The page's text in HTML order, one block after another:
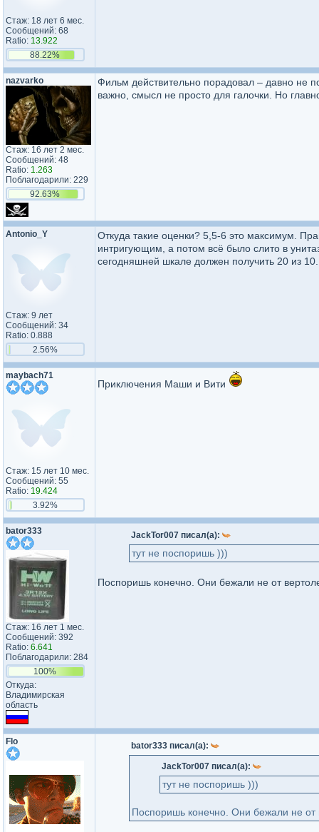
Стаж: 18 лет 6 мес.
Сообщений: 68
Ratio: 13.922
88.22%
nazvarko
Стаж: 16 лет 2 мес.
Сообщений: 48
Ratio: 1.263
Поблагодарили: 229
92.63%
Фильм действительно порадовал – давно не
важно, смысл не просто для галочки. Но
Antonio_Y
Стаж: 9 лет
Сообщений: 34
Ratio: 0.888
2.56%
Откуда такие оценки? 5,5-6 это максимум.
интригующим, а потом всё было слито в
сегодняшней шкале должен получить 20 из 10.
maybach71
Стаж: 15 лет 10 мес.
Сообщений: 55
Ratio: 19.424
3.92%
Приключения Маши и Вити
bator333
Стаж: 16 лет 1 мес.
Сообщений: 392
Ratio: 6.641
Поблагодарили: 284
100%
Откуда:
Владимирская
область
JackTor007 писал(а):
тут не поспоришь )))
Поспоришь конечно. Они бежали не от
Flo bator333 писал(а):
JackTor007 писал(а):
тут не поспоришь )))
Поспоришь конечно. Они бежали не